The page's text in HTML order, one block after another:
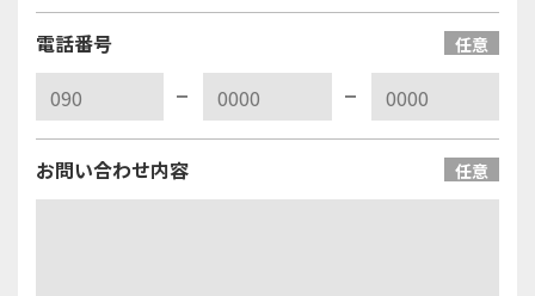
電話番号 任意
お問い合わせ内容 任意